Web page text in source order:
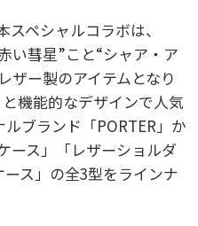
スペシャルコラボは、
い彗星”こと“シャア・ア
ザー製のアイテムとなり
機能的なデザインで人気
ブランド「PORTER」か
ース」「レザーショルダ
ス」の全3型をラインナ